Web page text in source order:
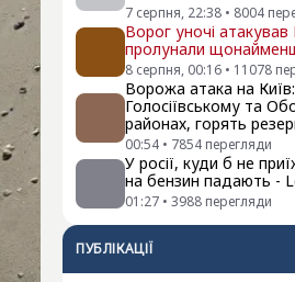
7 серпня, 22:38 • 8004
Ворог уночі атакував
пролунали
8 серпня, 00:16 • 11078
Ворожа атака на
Голосіївському та
районах, горять
00:54 • 7854 перегляди
У росії, куди б не
на бензин падають -
01:27 • 3988 перегляди
ПУБЛІКАЦІЇ